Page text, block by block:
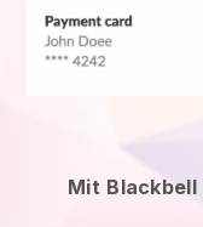
Mit Blackbell